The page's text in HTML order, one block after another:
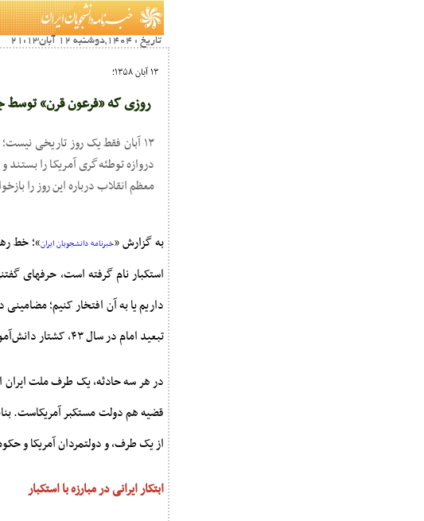
تاریخ : 1404,دوشنبه 12 آبان21:13
۱۳ آبان ۱۳۵۸؛
روزی که «فرعون قرن» توسط
۱۳ آبان فقط یک روز تاریخی
دروازه توطئه‌گری آمریکا را
معظم انقلاب درباره این روز را
به گزارش «خبرنامه دانشجویان ایران»؛خط
استکبار نام گرفته است، حرفهای
داریم یا به آن افتخار کنیم؛
تبعید امام در سال ۴۳، کشتار دانش‌آموزان نوجوان در سال ۵۷، و سرانجام تسخیر لانه‌ی جاسوسی در سال ۵۸.
در هر سه حادثه، یک طرف ملت ایران
قضیه هم دولت مستکبر آمریکاست.
از یک طرف، و دولتمردان آمریکا و
ابتکار ایرانی در مبارزه با استکبار